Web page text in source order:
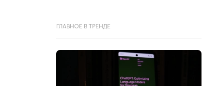
ГЛАВНОЕ В ТРЕНДЕ